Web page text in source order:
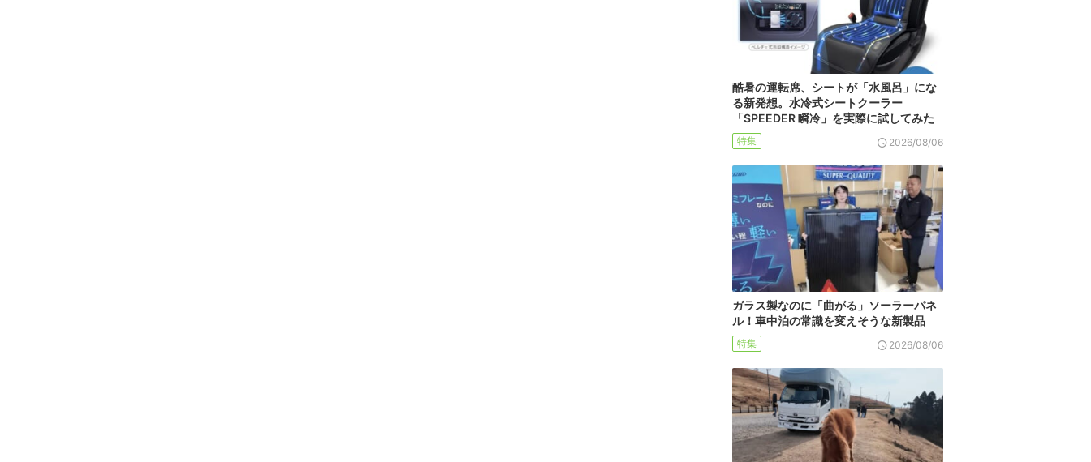
酷暑の運転席、シートが「水風呂」にな
る新発想。水冷式シートクーラー
「SPEEDER 瞬冷」を実際に試してみた
特集 2026/08/06
ガラス製なのに「曲がる」ソーラーパネ
ル！車中泊の常識を変えそうな新製品
特集 2026/08/06